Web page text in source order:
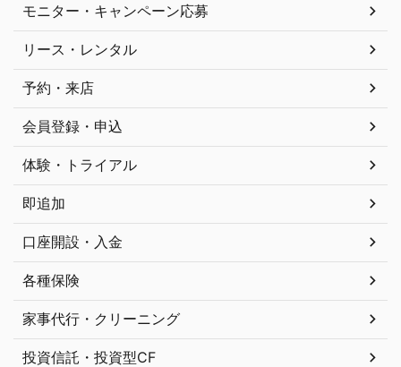
モニター・キャンペーン応募
リース・レンタル
予約・来店
会員登録・申込
体験・トライアル
即追加
口座開設・入金
各種保険
家事代行・クリーニング
投資信託・投資型CF